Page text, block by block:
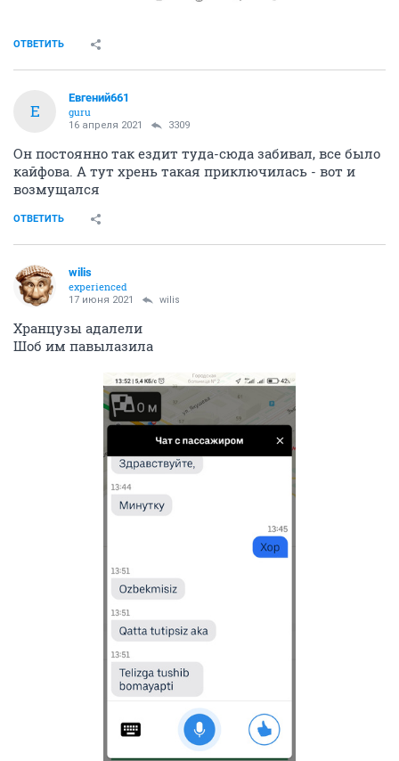
ОТВЕТИТЬ
Е
Евгений661
guru
16 апреля 2021 3309
Он постоянно так ездит туда-сюда забивал, все было
кайфова. А тут хрень такая приключилась - вот и
возмущался
ОТВЕТИТЬ
wilis
experienced
17 июня 2021 wilis
Хранцузы адалели
Шоб им павылазила